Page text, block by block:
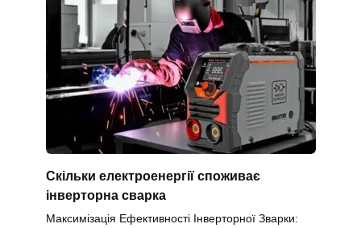
Скільки електроенергії споживає
інверторна сварка
Максимізація Ефективності Інверторної Зварки: